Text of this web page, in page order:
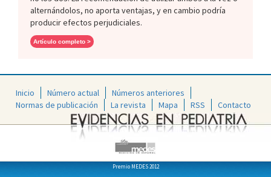
alternándolos, no aporta ventajas, y en cambio podría
producir efectos perjudiciales.
Artículo completo >
Inicio Número actual
Números anteriores
Normas de publicación
La revista Mapa RSS Contacto
Premio MEDES 2012